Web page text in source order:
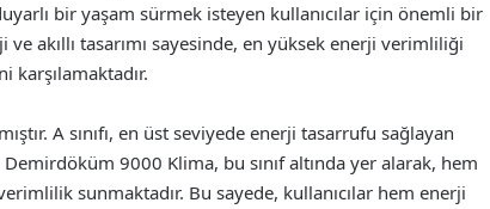
bir yaşam sürmek isteyen kullanıcılar için önemli bir
akıllı tasarımı sayesinde, en yüksek enerji verimliliği
karşılamaktadır.
A sınıfı, en üst seviyede enerji tasarrufu sağlayan
9000 Klima, bu sınıf altında yer alarak, hem
sunmaktadır. Bu sayede, kullanıcılar hem enerji